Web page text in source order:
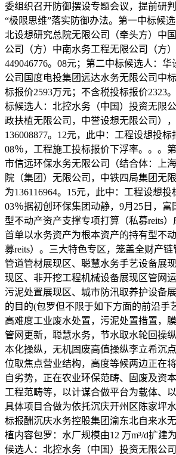
委组织召开防御摆设专题会议，提前研
“极限思维”落实防御办法。第一中标候
北设想研究总院无限公司（牵头方）中
公司（方）中南水务工程无限公司（方）
449046776。08元；第二中标候选人：
公司国度电投集团远达水务无限公司中
标报价2593万元；不含税投标报价2323
标候选人：北控水务（中国）投资无限
政扶植无限公司，中誉设想无限公司）
136008877。12元，此中：工程设想投标
08％，工程施工投标报价下浮率。。。
市信远环保水务无限公司（结合体：上
院（集团）无限公司，中铁四局集团无
为136116964。15元，此中：工程设想投
03％据初创环保集团动静，9月25日，富
型不动产资产支撑专项打算（私募reits
首单以水务资产为根本资产的持有型不
募reits）。三大特色专区，笼盖全财产
管道管材展现区、聪慧水务手艺设备展
现区、非开挖工程机械设备展现区管网
污泥处置展现区、城市防汛取养护设备
的目的(包罗但不限于如下方面的前沿手
高难度工业废水处置，污泥处置措置，
管网更新，聪慧水务，节水取水轮回操
本化操纵，无机固废高值操纵李立希沉
位取焦点营业结构，高度等候两边正在
自劣势，正在农业环保范畴、固废及资
工程范畴等，以计谋合做平台为载体、
具体项目合做为依托沉庆开州区陈家坪
标报酬沉庆水务控股集团渝东北自来水
植内容包罗：水厂规模由12 万m³/d扩建
候选人：北控水务（中国）投资无限公